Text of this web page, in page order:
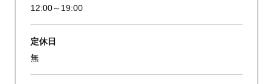
12:00～19:00
定休日
無